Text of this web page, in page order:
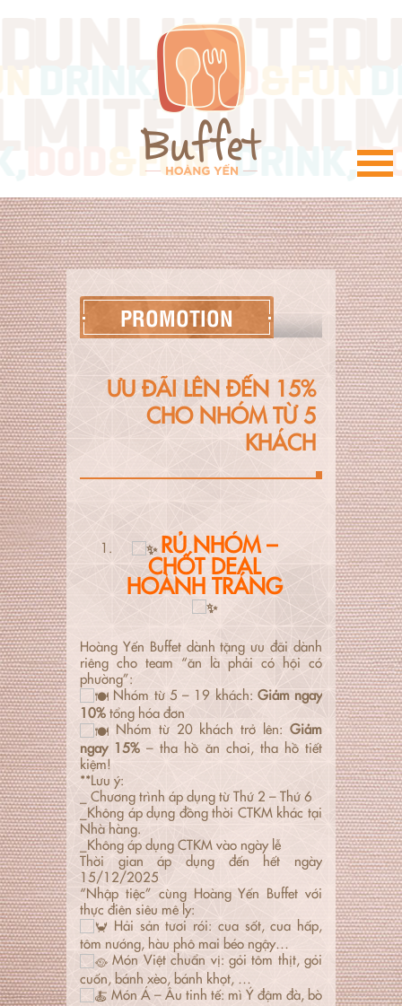
PROMOTION
ƯU ĐÃI LÊN ĐẾN 15%
CHO NHÓM TỪ 5
KHÁCH
RỦ NHÓM –
CHỐT DEAL
HOÀNH TRÁNG
Hoàng Yến Buffet dành tặng ưu đãi dành
riêng cho team “ăn là phải có hội có
phường”:
Nhóm từ 5 – 19 khách: Giảm ngay
10%tổng hóa đơn
Nhóm từ 20 khách trở lên: Giảm
ngay 15% – tha hồ ăn chơi, tha hồ tiết
kiệm!
**Lưu ý:
_ Chương trình áp dụng từ Thứ 2 – Thứ 6
_Không áp dụng đồng thời CTKM khác tại
Nhà hàng.
_Không áp dụng CTKM vào ngày lễ
Thời gian áp dụng đến hết ngày
15/12/2025
“Nhập tiệc” cùng Hoàng Yến Buffet với
thực điên siêu mê ly:
Hải sản tươi rói: cua sốt, cua hấp,
tôm nướng, hàu phô mai béo ngậy…
Món Việt chuẩn vị: gỏi tôm thịt, gỏi
cuốn, bánh xèo, bánh khọt, …
Món Á – Âu tinh tế: mì Ý đậm đà, bò